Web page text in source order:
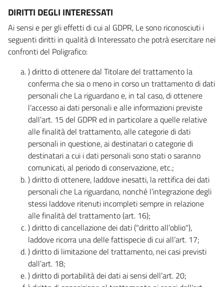
DIRITTI DEGLI INTERESSATI
Ai sensi e per gli effetti di cui al GDPR, Le sono riconosciuti i
seguenti diritti in qualità di Interessato che potrà esercitare nei
confronti del Poligrafico:
) diritto di ottenere dal Titolare del trattamento la
conferma che sia o meno in corso un trattamento di dati
personali che La riguardano e, in tal caso, di ottenere
l’accesso ai dati personali e alle informazioni previste
dall’art. 15 del GDPR ed in particolare a quelle relative
alle finalità del trattamento, alle categorie di dati
personali in questione, ai destinatari o categorie di
destinatari a cui i dati personali sono stati o saranno
comunicati, al periodo di conservazione, etc.;
) diritto di ottenere, laddove inesatti, la rettifica dei dati
personali che La riguardano, nonché l’integrazione degli
stessi laddove ritenuti incompleti sempre in relazione
alle finalità del trattamento (art. 16);
) diritto di cancellazione dei dati ("diritto all’oblio"),
laddove ricorra una delle fattispecie di cui all’art. 17;
) diritto di limitazione del trattamento, nei casi previsti
dall’art. 18;
) diritto di portabilità dei dati ai sensi dell’art. 20;